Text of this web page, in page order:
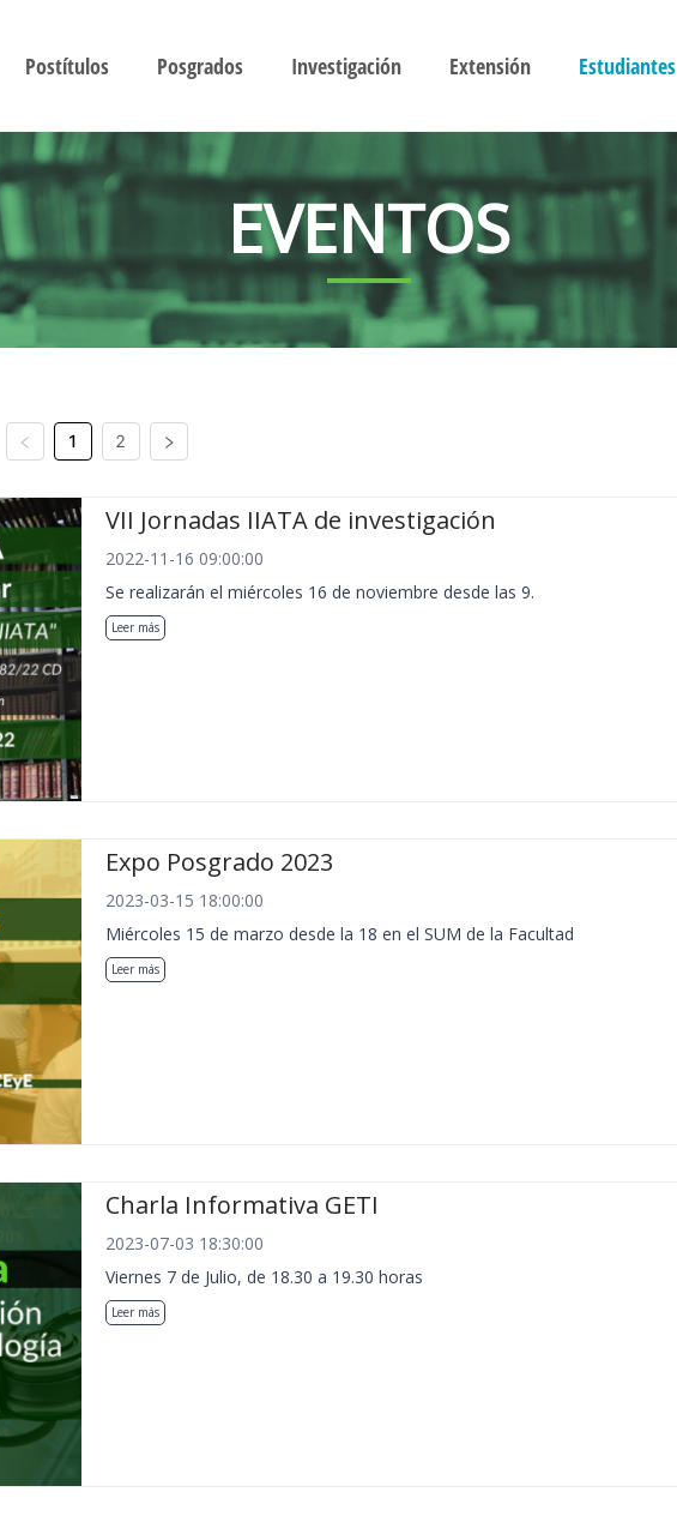
Postítulos Posgrados Investigación Extensión Estudiantes
EVENTOS
1 2
VII Jornadas IIATA de investigación
2022-11-16 09:00:00
Se realizarán el miércoles 16 de noviembre desde las 9.
Leer más
Expo Posgrado 2023
2023-03-15 18:00:00
Miércoles 15 de marzo desde la 18 en el SUM de la Facultad
Leer más
Charla Informativa GETI
2023-07-03 18:30:00
Viernes 7 de Julio, de 18.30 a 19.30 horas
Leer más